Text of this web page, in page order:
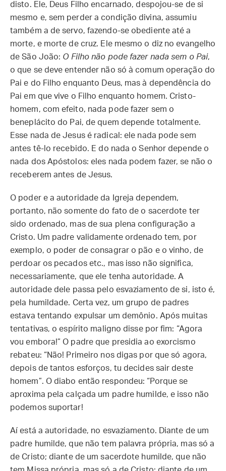
disto. Ele, Deus Filho encarnado, despojou-se de si
mesmo e, sem perder a condição divina, assumiu
também a de servo, fazendo-se obediente até a
morte, e morte de cruz. Ele mesmo o diz no evangelho
de São João: O Filho não pode fazer nada sem o Pai,
o que se deve entender não só à comum operação do
Pai e do Filho enquanto Deus, mas à dependência do
Pai em que vive o Filho enquanto homem. Cristo-
homem, com efeito, nada pode fazer sem o
beneplácito do Pai, de quem depende totalmente.
Esse nada de Jesus é radical: ele nada pode sem
antes tê-lo recebido. E do nada o Senhor depende o
nada dos Apóstolos: eles nada podem fazer, se não o
receberem antes de Jesus.
O poder e a autoridade da Igreja dependem,
portanto, não somente do fato de o sacerdote ter
sido ordenado, mas de sua plena configuração a
Cristo. Um padre validamente ordenado tem, por
exemplo, o poder de consagrar o pão e o vinho, de
perdoar os pecados etc., mas isso não significa,
necessariamente, que ele tenha autoridade. A
autoridade dele passa pelo esvaziamento de si, isto é,
pela humildade. Certa vez, um grupo de padres
estava tentando expulsar um demônio. Após muitas
tentativas, o espírito maligno disse por fim: “Agora
vou embora!” O padre que presidia ao exorcismo
rebateu: “Não! Primeiro nos digas por que só agora,
depois de tantos esforços, tu decides sair deste
homem”. O diabo então respondeu: “Porque se
aproxima pela calçada um padre humilde, e isso não
podemos suportar!
Aí está a autoridade, no esvaziamento. Diante de um
padre humilde, que não tem palavra própria, mas só a
de Cristo; diante de um sacerdote humilde, que não